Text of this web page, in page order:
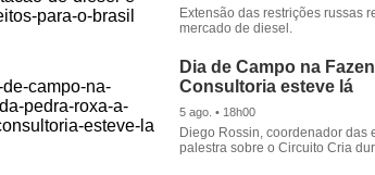
Extensão das restrições russas
mercado de diesel.
Dia de Campo na
Consultoria esteve lá
5 ago. • 18h00
Diego Rossin, coordenador das
palestra sobre o Circuito Cria